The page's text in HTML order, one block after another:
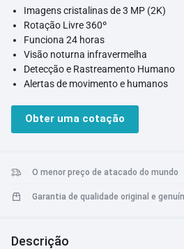
Imagens cristalinas de 3 MP (2K)
Rotação Livre 360º
Funciona 24 horas
Visão noturna infravermelha
Detecção e Rastreamento Humano
Alertas de movimento e humanos
Detecção de sons
Armazenamento em nuvem ou
Instalação Invertida
Obter uma cotação
O menor preço de atacado do mundo
Garantia de qualidade original e
Descrição